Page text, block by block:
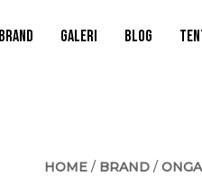
BRAND GALERI BLOG
HOME/ BRAND/ ONGA